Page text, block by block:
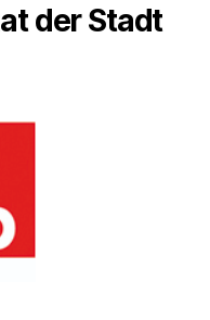
der Stadt